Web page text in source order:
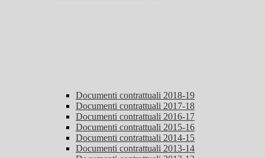
Documenti contrattuali 2018-19
Documenti contrattuali 2017-18
Documenti contrattuali 2016-17
Documenti contrattuali 2015-16
Documenti contrattuali 2014-15
Documenti contrattuali 2013-14